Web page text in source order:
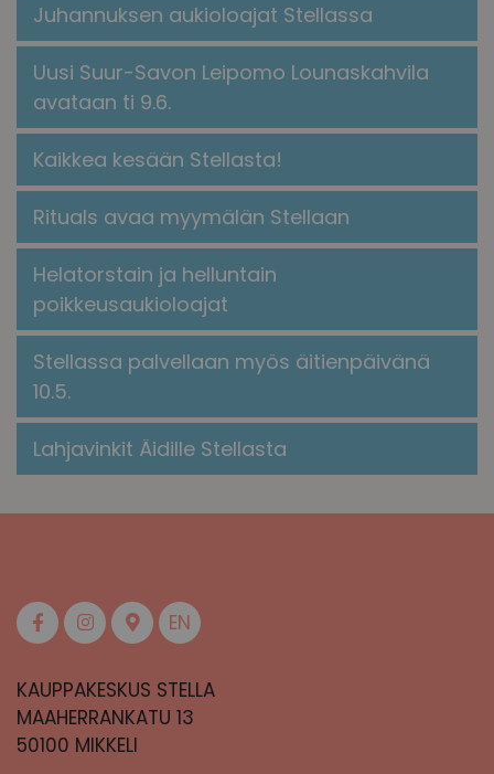
Juhannuksen aukioloajat Stellassa
Uusi Suur-Savon Leipomo Lounaskahvila
avataan ti 9.6.
Kaikkea kesään Stellasta!
​​Rituals avaa myymälän Stellaan​
Helatorstain ja helluntain
poikkeusaukioloajat
Stellassa palvellaan myös äitienpäivänä
10.5.
Lahjavinkit Äidille Stellasta
EN
KAUPPAKESKUS STELLA
MAAHERRANKATU 13
50100 MIKKELI